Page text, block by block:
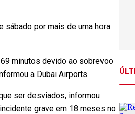
sábado por mais de uma hora
minutos devido ao sobrevoo
a Dubai Airports.
ser desviados, informou
grave em 18 meses no